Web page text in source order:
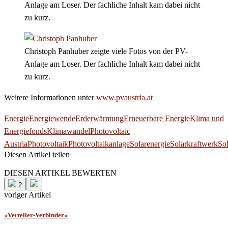
Anlage am Loser. Der fachliche Inhalt kam dabei nicht
zu kurz.
Christoph Panhuber zeigte viele Fotos von der PV-
Anlage am Loser. Der fachliche Inhalt kam dabei nicht
zu kurz.
Weitere Informationen unterwww.pvaustria.at
EnergieEnergiewendeErderwärmungErneuerbare EnergieKlima und
EnergiefondsKlimawandelPhotovoltaic
AustriaPhotovoltaikPhotovoltaikanlageSolarenergieSolarkraftwerk
Diesen Artikel teilen
DIESEN ARTIKEL BEWERTEN
2
voriger Artikel
»Verteiler-Verbinder«